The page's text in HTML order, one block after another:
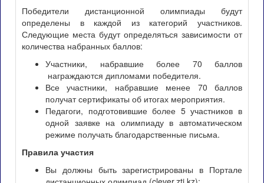
Победители дистанционной олимпиады будут
определены в каждой из категорий участников.
Следующие места будут определяться зависимости от
количества набранных баллов:
Участники, набравшие более 70 баллов
награждаются дипломами победителя.
Все участники, набравшие менее 70 баллов
получат сертификаты об итогах мероприятия.
Педагоги, подготовившие более 5 участников в
одной заявке на олимпиаду в автоматическом
режиме получать благодарственные письма.
Правила участия
Вы должны быть зарегистрированы в Портале